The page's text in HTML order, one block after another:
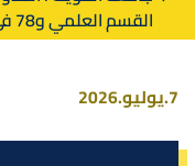
القسم العلمي و78 في المئة لخريجي القسم ال...
7.يوليو.2026